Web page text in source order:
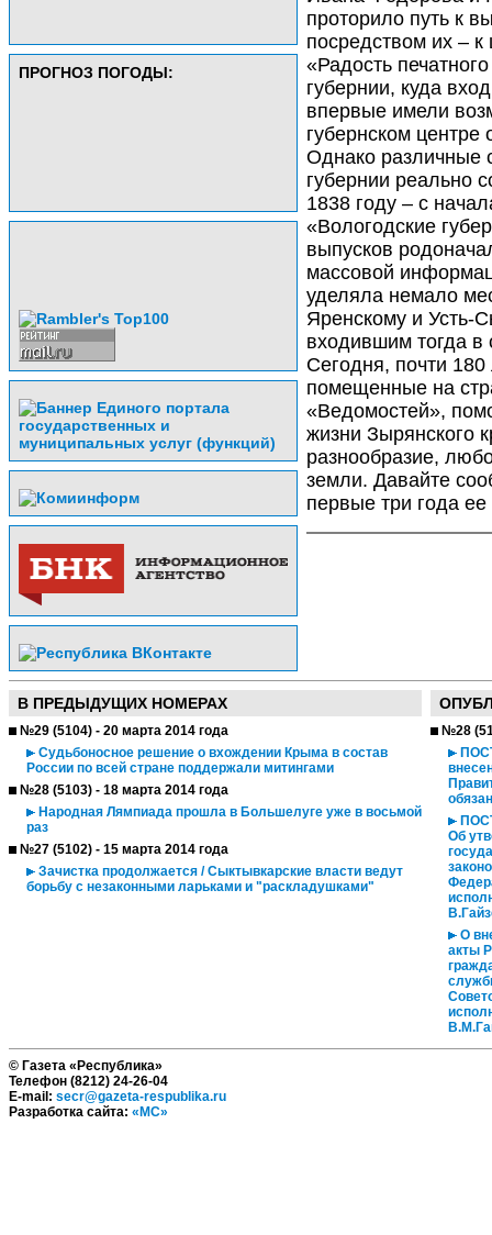
ПРОГНОЗ ПОГОДЫ:
проторило путь к
посредством их –
«Радость
губернии, куда
впервые имели
губернском
Однако различные
губернии реально
1838 году – с
«Вологодские
выпусков
массовой
уделяла немало
Яренскому и Усть-
входившим тогда в
Сегодня, почти 180
помещенные на
«Ведомостей»,
жизни Зырянского
разнообразие,
земли. Давайте
первые три года
В ПРЕДЫДУЩИХ НОМЕРАХ
№29 (5104) - 20 марта 2014 года
Судьбоносное решение о вхождении Крыма в состав
России по всей стране поддержали митингами
№28 (5103) - 18 марта 2014 года
Народная Лямпиада прошла в Большелуге уже в восьмой
раз
№27 (5102) - 15 марта 2014 года
Зачистка продолжается / Сыктывкарские власти ведут
борьбу с незаконными ларьками и "раскладушками"
№28
Об
О
акты
© Газета «Республика»
Телефон (8212) 24-26-04
E-mail: secr@gazeta-respublika.ru
Разработка сайта: «МС»